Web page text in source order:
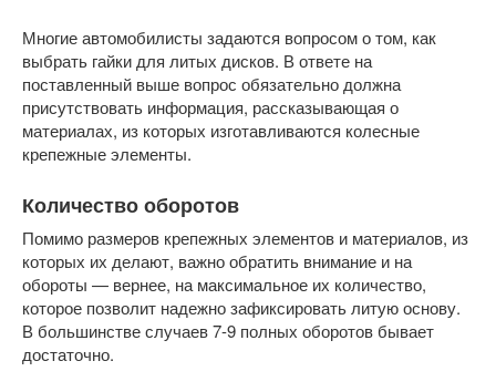
Многие автомобилисты задаются вопросом о том, как
выбрать гайки для литых дисков. В ответе на
поставленный выше вопрос обязательно должна
присутствовать информация, рассказывающая о
материалах, из которых изготавливаются колесные
крепежные элементы.
Количество оборотов
Помимо размеров крепежных элементов и материалов, из
которых их делают, важно обратить внимание и на
обороты — вернее, на максимальное их количество,
которое позволит надежно зафиксировать литую основу.
В большинстве случаев 7-9 полных оборотов бывает
достаточно.